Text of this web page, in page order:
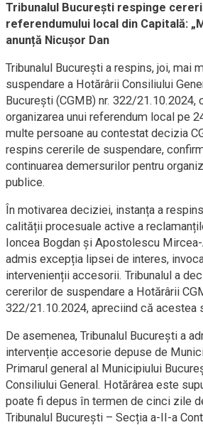
Tribunalul București respinge
referendumului local din Capitală:
anunță Nicușor Dan
Tribunalul București a respins, joi, mai
suspendare a Hotărârii Consiliului
București (CGMB) nr. 322/21.10.2024,
organizarea unui referendum local pe
multe persoane au contestat decizia
respins cererile de suspendare,
continuarea demersurilor pentru
publice.
În motivarea deciziei, instanța a
calității procesuale active a
Ioncea Bogdan și Apostolescu Mircea-
admis excepția lipsei de interes,
intervenienții accesorii. Tribunalul a
cererilor de suspendare a Hotărârii
322/21.10.2024, apreciind că acestea
De asemenea, Tribunalul București a
intervenție accesorie depuse de
Primarul general al Municipiului
Consiliului General. Hotărârea este
poate fi depus în termen de cinci zile
Tribunalul București – Secția a-II-a